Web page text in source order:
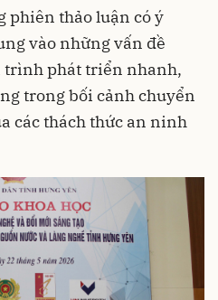
phiên thảo luận có ý
vào những vấn đề
trình phát triển nhanh,
trong bối cảnh chuyển
các thách thức an ninh